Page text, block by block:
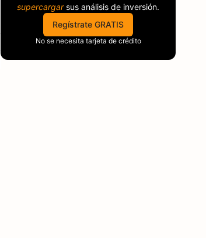
supercargarsus análisis de inversión.
Regístrate GRATIS
No se necesita tarjeta de crédito